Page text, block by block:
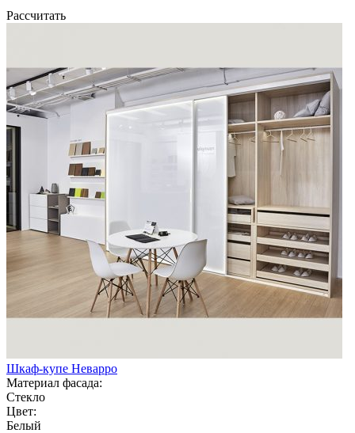
Рассчитать
Шкаф-купе Неварро
Материал фасада:
Стекло
Цвет:
Белый